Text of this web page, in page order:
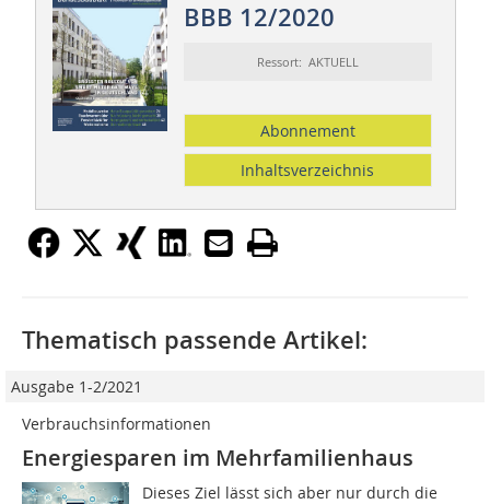
BBB 12/2020
Ressort: AKTUELL
Abonnement
Inhaltsverzeichnis
Thematisch passende Artikel:
Ausgabe 1-2/2021
Verbrauchsinformationen
Energiesparen im Mehrfamilienhaus
Dieses Ziel lässt sich aber nur durch die